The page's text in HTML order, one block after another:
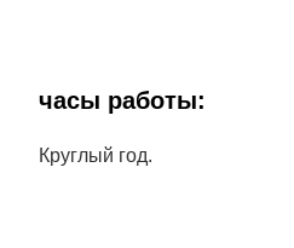
часы работы:
Круглый год.